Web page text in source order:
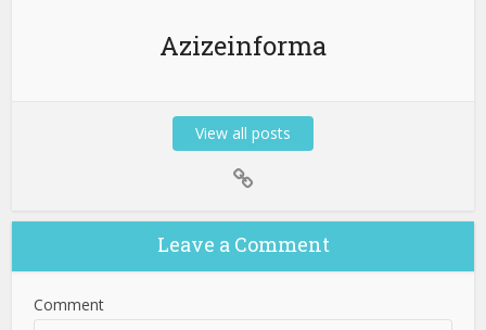
Azizeinforma
View all posts
Leave a Comment
Comment